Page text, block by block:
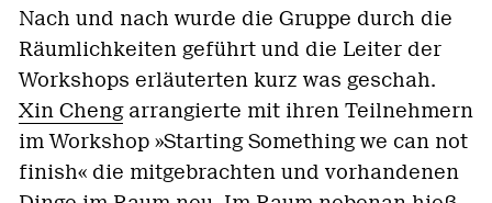
Nach und nach wurde die Gruppe durch die
Räumlichkeiten geführt und die Leiter der
Workshops erläuterten kurz was geschah.
Xin Chengarrangierte mit ihren Teilnehmern
im Workshop »Starting Something we can not
finish« die mitgebrachten und vorhandenen